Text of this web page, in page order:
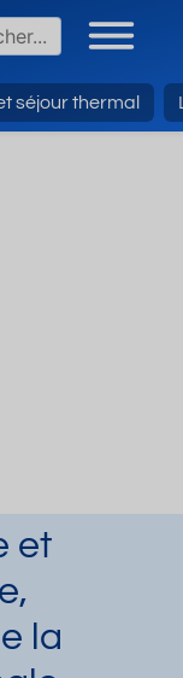
séjour thermal
et
la